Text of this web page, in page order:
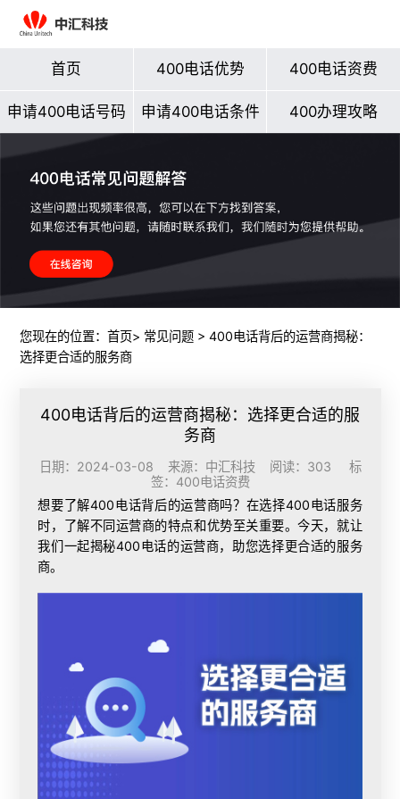
首页 400电话优势 400电话资费
申请400电话号码 申请400电话条件 400办理攻略
您现在的位置： 首页> 常见问题> 400电话背后的运营商揭秘：
选择更合适的服务商
400电话背后的运营商揭秘：选择更合适的服
务商
日期：2024-03-08 来源：中汇科技 阅读：303 标
签： 400电话资费
想要了解400电话背后的运营商吗？在选择400电话服务
时，了解不同运营商的特点和优势至关重要。今天，就让
我们一起揭秘400电话的运营商，助您选择更合适的服务
商。